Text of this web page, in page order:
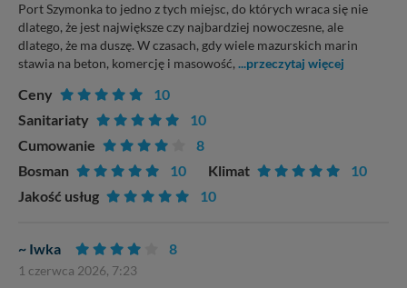
Port Szymonka to jedno z tych miejsc, do których wraca się nie
dlatego, że jest największe czy najbardziej nowoczesne, ale
dlatego, że ma duszę. W czasach, gdy wiele mazurskich marin
stawia na beton, komercję i masowość, ...przeczytaj więcej
Ceny
10
Sanitariaty
10
Cumowanie
8
Bosman
10 Klimat
10
Jakość usług
10
~ Iwka 8
1 czerwca 2026, 7:23